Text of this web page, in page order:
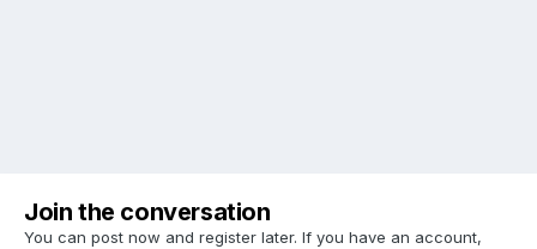
Join the conversation
You can post now and register later. If you have an account,